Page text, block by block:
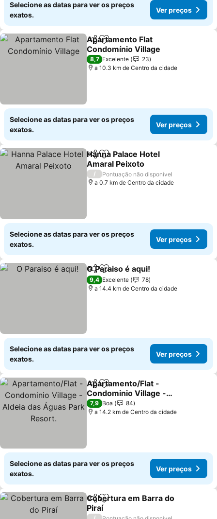
Selecione as datas para ver os preços
exatos.
Ver preços
PartilharAdicionar aos favoritos
Apartamento Flat
Condomínio Village
Ver preços
8,7 Excelente
23
a 10.3 km de Centro da cidade
Selecione as datas para ver os preços
exatos.
Ver preços
PartilharAdicionar aos favoritos
Hanna Palace Hotel
Amaral Peixoto
Ver preços
/
Pontuação não disponível
a 0.7 km de Centro da cidade
Selecione as datas para ver os preços
exatos.
Ver preços
PartilharAdicionar aos favoritos
O Paraiso é aqui!
9,4 Excelente
78
a 14.4 km de Centro da cidade
Selecione as datas para ver os preços
exatos.
Ver preços
PartilharAdicionar aos favoritos
Apartamento/Flat -
Condominio Village -
Aldeia das Águas Park
Resort.
Ver preços
7,9 Boa
84
a 14.2 km de Centro da cidade
Selecione as datas para ver os preços
exatos.
Ver preços
PartilharAdicionar aos favoritos
Cobertura em Barra do
Piraí